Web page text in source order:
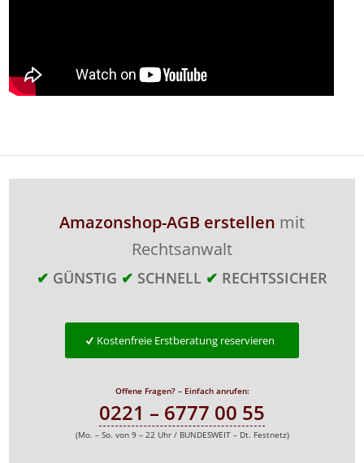
Amazonshop-AGB erstellen mit
Rechtsanwalt
✔ GÜNSTIG ✔ SCHNELL ✔ RECHTSSICHER
Kostenfreie Erstberatung reservieren
Offene Fragen? – Einfach anrufen:
0221 – 6777 00 55
(Mo. – So. von 9 – 22 Uhr / BUNDESWEIT – Dt. Festnetz)